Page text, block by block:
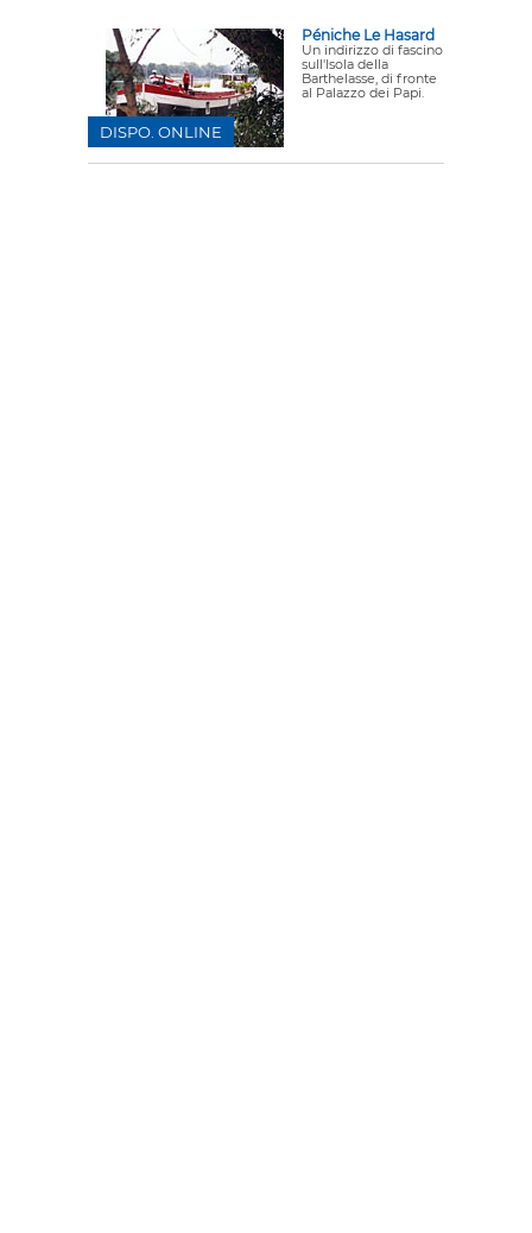
Péniche Le Hasard
Un indirizzo di fascino
sull'Isola della
Barthelasse, di fronte
al Palazzo dei Papi.
DISPO. ONLINE